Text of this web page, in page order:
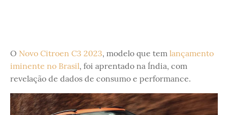
O Novo Citroen C3 2023, modelo que tem lançamento
iminente no Brasil, foi aprentado na Índia, com
revelação de dados de consumo e performance.